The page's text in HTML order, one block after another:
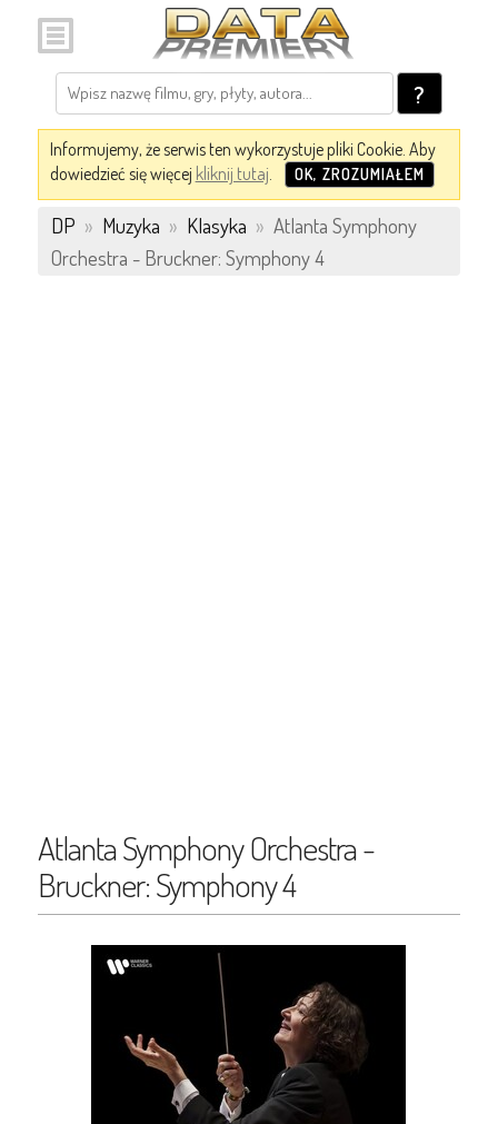
?
Informujemy, że serwis ten wykorzystuje pliki Cookie. Aby
dowiedzieć się więcej kliknij tutaj. OK, ZROZUMIAŁEM
DP » Muzyka » Klasyka » Atlanta Symphony
Orchestra - Bruckner: Symphony 4
Atlanta Symphony Orchestra -
Bruckner: Symphony 4